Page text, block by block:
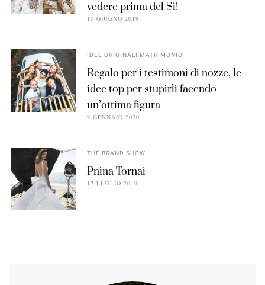
vedere prima del Sì!
10 GIUGNO 2019
IDEE ORIGINALI MATRIMONIO
Regalo per i testimoni di nozze, le
idee top per stupirli facendo
un’ottima figura
9 GENNAIO 2020
THE BRAND SHOW
Pnina Tornai
17 LUGLIO 2019